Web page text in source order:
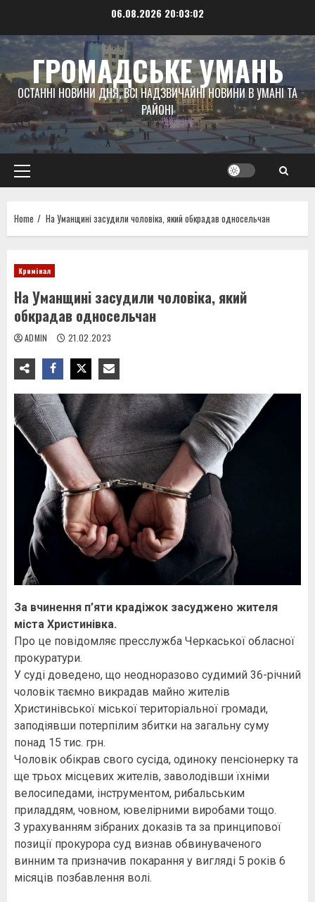
content
06.08.2026 20:03:03
ГРОМАДСЬКЕ УМАНЬ
ОСТАННІ НОВИНИ ДНЯ, ВСІ НАДЗВИЧАЙНІ НОВИНИ В УМАНІ ТА
РАЙОНІ
Primary
Menu
Home На Уманщині засудили чоловіка, який обкрадав односельчан
Кримінал
На Уманщині засудили чоловіка, який
обкрадав односельчан
ADMIN 21.02.2023
За вчинення п’яти крадіжок засуджено жителя
міста Христинівка.
Про це повідомляє пресслужба Черкаської обласної
прокуратури.
У суді доведено, що неодноразово судимий 36-річний
чоловік таємно викрадав майно жителів
Христинівської міської територіальної громади,
заподіявши потерпілим збитки на загальну суму
понад 15 тис. грн.
Чоловік обікрав свого сусіда, одиноку пенсіонерку та
ще трьох місцевих жителів, заволодівши їхніми
велосипедами, інструментом, рибальським
приладдям, човном, ювелірними виробами тощо.
З урахуванням зібраних доказів та за принципової
позиції прокурора суд визнав обвинуваченого
винним та призначив покарання у вигляді 5 років 6
місяців позбавлення волі.